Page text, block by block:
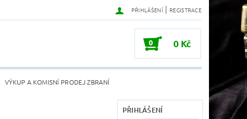
PŘIHLÁŠENÍ | REGISTRACE
0 0 Kč
VÝKUP A KOMISNÍ PRODEJ ZBRANÍ
PŘIHLÁŠENÍ